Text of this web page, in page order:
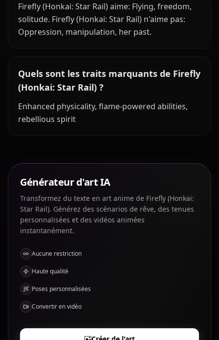
Firefly (Honkai: Star Rail) aime: Flying, freedom,
solitude. Firefly (Honkai: Star Rail) n'aime pas:
Oppression, manipulation, her past.
Quels sont les traits marquants de Firefly
(Honkai: Star Rail) ?
Enhanced physicality, flame-powered abilities,
rebellious spirit
Générateur d'art IA
Transformez du texte en art anime de Firefly (Honkai:
Star Rail). Générez des scénarios de rêve, des tenues
personnalisées et des vidéos animées
instantanément.
Aucune restriction
Haute qualité
Poses personnalisées
Convertir en vidéo